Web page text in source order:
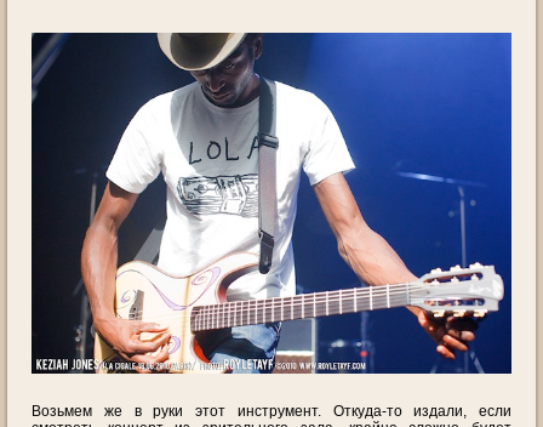
Возьмем же в руки этот инструмент. Откуда-то издали, если